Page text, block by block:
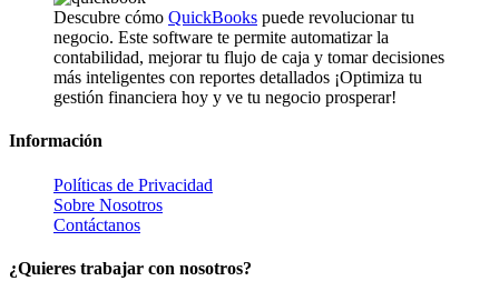
Descubre cómo QuickBooks puede revolucionar tu
negocio. Este software te permite automatizar la
contabilidad, mejorar tu flujo de caja y tomar decisiones
más inteligentes con reportes detallados ¡Optimiza tu
gestión financiera hoy y ve tu negocio prosperar!
Información
Políticas de Privacidad
Sobre Nosotros
Contáctanos
¿Quieres trabajar con nosotros?